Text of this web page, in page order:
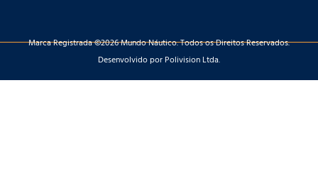
Marca Registrada ©2026 Mundo Náutico. Todos os Direitos Reservados.
Desenvolvido por Polivision Ltda.